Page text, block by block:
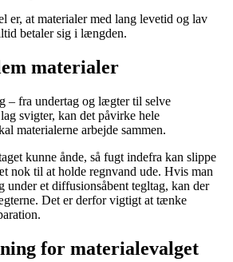
er, at materialer med lang levetid og lav
betaler sig i længden.
materialer
– fra undertag og lægter til selve
svigter, kan det påvirke hele
materialerne arbejde sammen.
kunne ånde, så fugt indefra kan slippe
nok til at holde regnvand ude. Hvis man
et diffusionsåbent tegltag, kan der
Det er derfor vigtigt at tænke
for materialevalget